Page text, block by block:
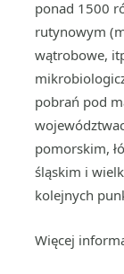
ponad 1500
rutynowym
wątrobowe,
pobrań pod
pomorskim,
śląskim i
kolejnych
Więcej